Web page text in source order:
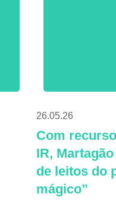
26.05.26
Com
IR,
de leitos do
mágico”